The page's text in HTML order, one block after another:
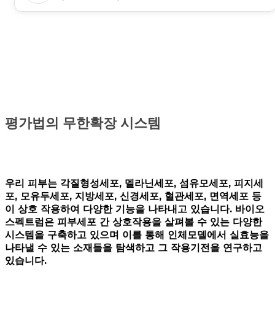
평가법의 무한확장 시스템
우리 피부는 각질형성세포, 멜라닌세포, 섬유모세포, 피지세
포, 모유두세포, 지방세포, 신경세포, 혈관세포, 면역세포 등
이 상호 작용하여 다양한 기능을 나타내고 있습니다. 바이오
스펙트럼은 피부세포 간 상호작용을 살펴볼 수 있는 다양한
시스템을 구축하고 있으며 이를 통해 인체모델에서 실효능을
나타낼 수 있는 소재들을 탐색하고 그 작용기전을 연구하고
있습니다.